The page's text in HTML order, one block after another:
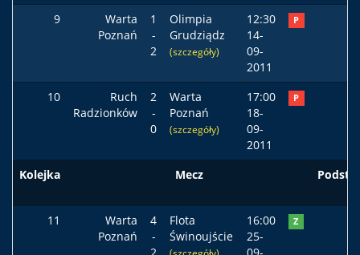
9
Warta
Poznań
1
-
2
Olimpia
Grudziądz
(szczegóły)
12:30
14-
09-
2011
P
10
Ruch
Radzionków
2
-
0
Warta
Poznań
(szczegóły)
17:00
18-
09-
2011
P
Kolejka Mecz Podst
11
Warta
Poznań
4
-
Flota
Świnoujście
16:00
25-
Z